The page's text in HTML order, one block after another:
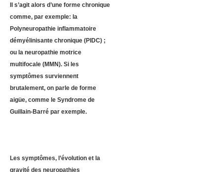
Il s’agit alors d’une forme chronique
comme, par exemple: la
Polyneuropathie inflammatoire
démyélinisante chronique (PIDC) ;
ou la neuropathie motrice
multifocale (MMN). Si les
symptômes surviennent
brutalement, on parle de forme
aigüe, comme le Syndrome de
Guillain-Barré par exemple.
Les symptômes, l’évolution et la
gravité des neuropathies